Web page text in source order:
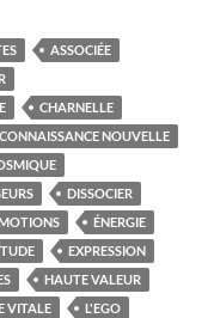
ASSOCIÉE
CHARNELLE
CONNAISSANCE NOUVELLE
DISSOCIER
ÉNERGIE
EXPRESSION
HAUTE VALEUR
VITALE
L'EGO